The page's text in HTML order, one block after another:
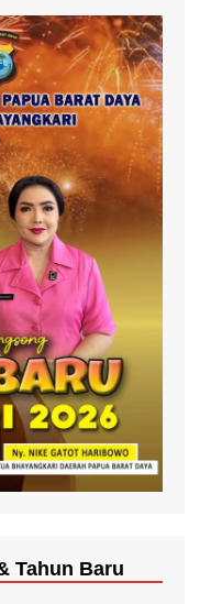
Tahun Baru